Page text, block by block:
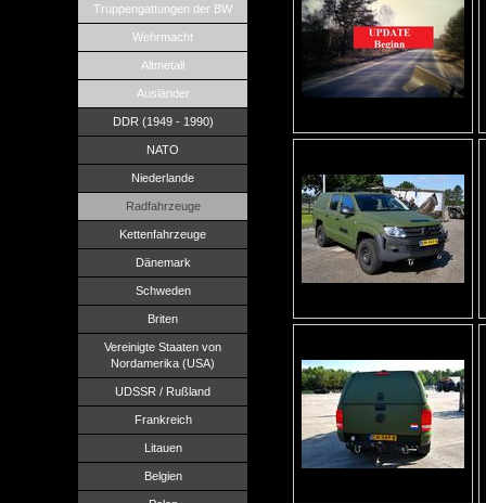
Truppengattungen der BW
Wehrmacht
Altmetall
Ausländer
DDR (1949 - 1990)
NATO
Niederlande
Radfahrzeuge
Kettenfahrzeuge
Dänemark
Schweden
Briten
Vereinigte Staaten von
Nordamerika (USA)
UDSSR / Rußland
Frankreich
Litauen
Belgien